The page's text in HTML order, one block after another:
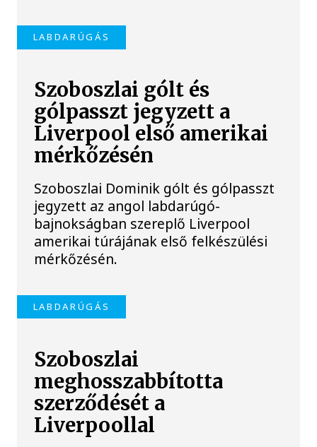
LABDARÚGÁS
Szoboszlai gólt és
gólpasszt jegyzett a
Liverpool első amerikai
mérkőzésén
Szoboszlai Dominik gólt és gólpasszt
jegyzett az angol labdarúgó-
bajnokságban szereplő Liverpool
amerikai túrájának első felkészülési
mérkőzésén.
LABDARÚGÁS
Szoboszlai
meghosszabbította
szerződését a
Liverpoollal